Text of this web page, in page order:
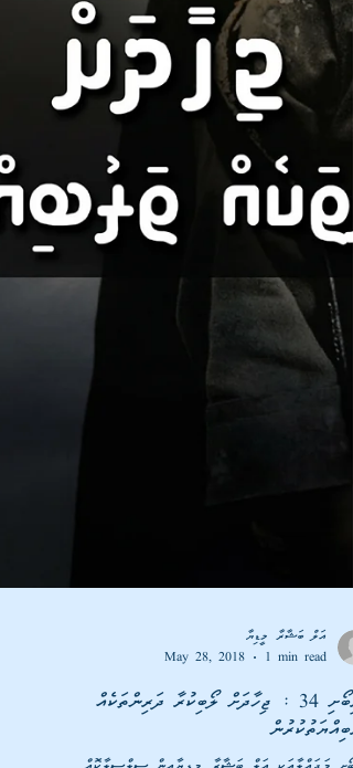
އަލް ބަޝާރާ މީޑިޔާ
1 min read